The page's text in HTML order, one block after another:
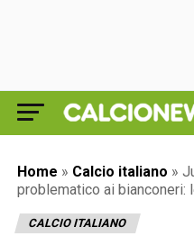
Home » Calcio italiano »
problematico ai bianconeri:
CALCIO ITALIANO